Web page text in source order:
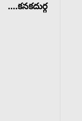
....కనకదుర్గ